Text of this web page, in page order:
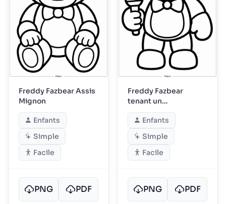
Freddy Fazbear Assis
Mignon
Enfants
Simple
Facile
PNG PDF
Freddy Fazbear
tenant un
microphone
Enfants
Simple
Facile
PNG PDF